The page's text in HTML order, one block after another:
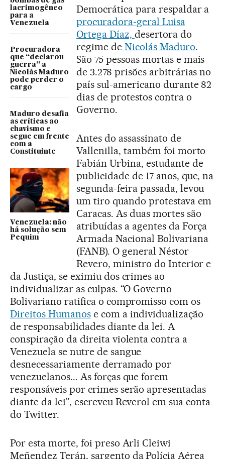
lacrimogêneo
para a
Venezuela
Procuradora
que “declarou
guerra” a
Nicolás Maduro
pode perder o
cargo
Maduro desafia
as críticas ao
chavismo e
segue em frente
com a
Constituinte
Venezuela: não
há solução sem
Pequim
Democrática para respaldar a
procuradora-geral Luisa
Ortega Díaz, desertora do
regime deNicolás Maduro.
São 75 pessoas mortas e mais
de 3.278 prisões arbitrárias no
país sul-americano durante 82
dias de protestos contra o
Governo.
Antes do assassinato de
Vallenilla, também foi morto
Fabián Urbina, estudante de
publicidade de 17 anos, que, na
segunda-feira passada, levou
um tiro quando protestava em
Caracas. As duas mortes são
atribuídas a agentes da Força
Armada Nacional Bolivariana
(FANB). O general Néstor
Revero, ministro do Interior e
da Justiça, se eximiu dos crimes ao
individualizar as culpas. “O Governo
Bolivariano ratifica o compromisso com os
Direitos Humanose com a individualização
de responsabilidades diante da lei. A
conspiração da direita violenta contra a
Venezuela se nutre de sangue
desnecessariamente derramado por
venezuelanos... As forças que forem
responsáveis por crimes serão apresentadas
diante da lei”, escreveu Reverol em sua conta
do Twitter.
Por esta morte, foi preso Arli Cleiwi
Meñendez Terán, sargento da Polícia Aérea